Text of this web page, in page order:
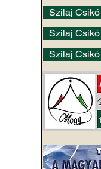
Szilaj
Szilaj
Szilaj